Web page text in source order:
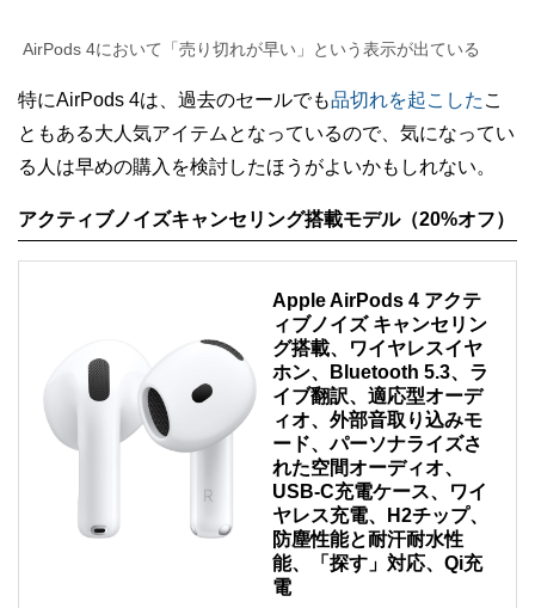
AirPods 4において「売り切れが早い」という表示が出ている
特にAirPods 4は、過去のセールでも品切れを起こした こ
ともある大人気アイテムとなっているので、気になってい
る人は早めの購入を検討したほうがよいかもしれない。
アクティブノイズキャンセリング搭載モデル（20%オフ）
Apple AirPods 4 アクテ
ィブノイズ キャンセリン
グ搭載、ワイヤレスイヤ
ホン、Bluetooth 5.3、ラ
イブ翻訳、適応型オーデ
ィオ、外部音取り込みモ
ード、パーソナライズさ
れた空間オーディオ、
USB-C充電ケース、ワイ
ヤレス充電、H2チップ、
防塵性能と耐汗耐水性
能、「探す」対応、Qi充
電